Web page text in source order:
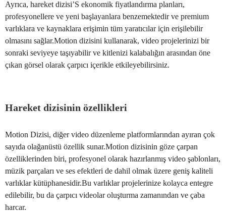
Ayrıca, hareket dizisi’S ekonomik fiyatlandırma planları,
profesyonellere ve yeni başlayanlara benzemektedir ve premium
varlıklara ve kaynaklara erişimin tüm yaratıcılar için erişilebilir
olmasını sağlar.Motion dizisini kullanarak, video projelerinizi bir
sonraki seviyeye taşıyabilir ve kitlenizi kalabalığın arasından öne
çıkan görsel olarak çarpıcı içerikle etkileyebilirsiniz.
Hareket dizisinin özellikleri
Motion Dizisi, diğer video düzenleme platformlarından ayıran çok
sayıda olağanüstü özellik sunar.Motion dizisinin göze çarpan
özelliklerinden biri, profesyonel olarak hazırlanmış video şablonları,
müzik parçaları ve ses efektleri de dahil olmak üzere geniş kaliteli
varlıklar kütüphanesidir.Bu varlıklar projelerinize kolayca entegre
edilebilir, bu da çarpıcı videolar oluşturma zamanından ve çaba
harcar.